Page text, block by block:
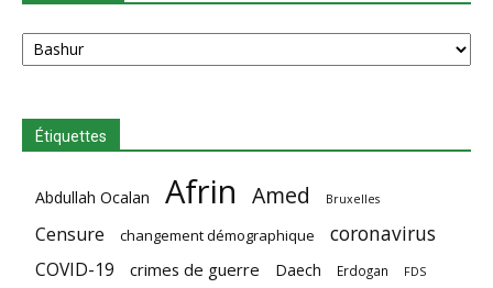
Catégories
Étiquettes
Abdullah Ocalan Afrin Amed Bruxelles
Censure changement démographique coronavirus
COVID-19 crimes de guerre Daech Erdogan FDS